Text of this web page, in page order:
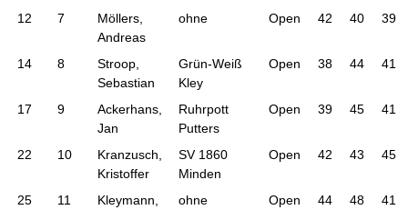
12 7
Möllers,
Andreas
ohne Open 42 40 39
14 8
Stroop,
Sebastian
Grün-Weiß
Kley
Open 38 44 41
17 9
Ackerhans,
Jan
Ruhrpott
Putters
Open 39 45 41
22 10
Kranzusch,
Kristoffer
SV 1860
Minden
Open 42 43 45
25 11
Kleymann,
ohne Open 44 48 41